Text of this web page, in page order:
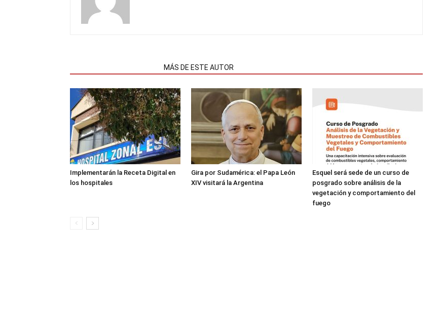
MÁS DE ESTE AUTOR
Implementarán la Receta Digital en
los hospitales
Gira por Sudamérica: el Papa León
XIV visitará la Argentina
Esquel será sede de un curso de
posgrado sobre análisis de la
vegetación y comportamiento del
fuego